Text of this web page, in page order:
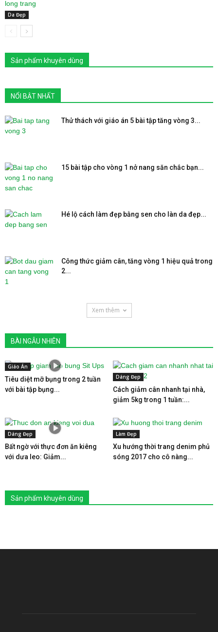
Da Đẹp
Sản phẩm khuyên dùng
NỔI BẬT NHẤT
Thử thách với giáo án 5 bài tập tăng vòng 3...
15 bài tập cho vòng 1 nở nang săn chắc bạn...
Hé lộ cách làm đẹp bằng sen cho làn da đẹp...
Công thức giảm cân, tăng vòng 1 hiệu quả trong
2...
Xem thêm
BÀI NGẪU NHIÊN
Giáo Án
Tiêu diệt mỡ bụng trong 2 tuần
với bài tập bụng...
Dáng Đẹp
Cách giảm cân nhanh tại nhà,
giảm 5kg trong 1 tuần:...
Dáng Đẹp
Bất ngờ với thực đơn ăn kiêng
với dưa leo: Giảm...
Làm Đẹp
Xu hướng thời trang denim phủ
sóng 2017 cho cô nàng...
Sản phẩm khuyên dùng